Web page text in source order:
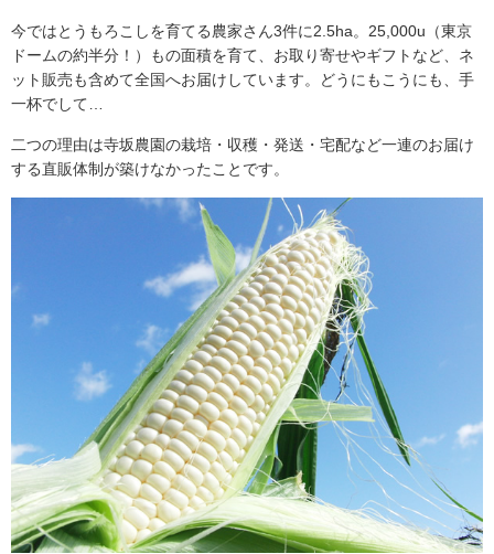
福岡県 匿 […]
どこが訳ありなのか疑問に思う程
今ではとうもろこしを育てる農家さん3件に2.5ha。25,000u（東京
ドームの約半分！）もの面積を育て、お取り寄せやギフトなど、ネ
ット販売も含めて全国へお届けしています。どうにもこうにも、手
一杯でして…
二つの理由は寺坂農園の栽培・収穫・発送・宅配など一連のお届け
する直販体制が築けなかったことです。